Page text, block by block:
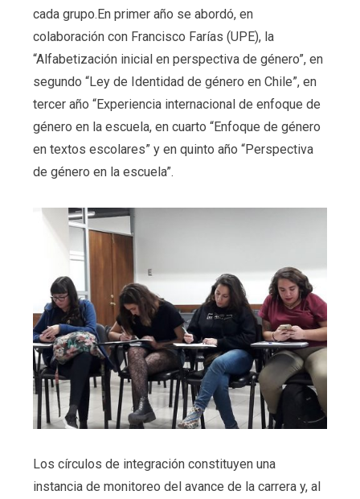
cada grupo.En primer año se abordó, en
colaboración con Francisco Farías (UPE), la
“Alfabetización inicial en perspectiva de género”, en
segundo “Ley de Identidad de género en Chile”, en
tercer año “Experiencia internacional de enfoque de
género en la escuela, en cuarto “Enfoque de género
en textos escolares” y en quinto año “Perspectiva
de género en la escuela”.
Los círculos de integración constituyen una
instancia de monitoreo del avance de la carrera y, al